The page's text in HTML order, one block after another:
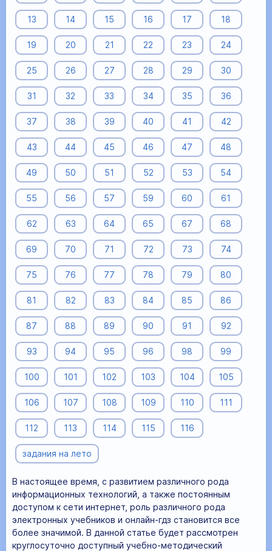
13 14 15 16 17 18
19 20 21 22 23 24
25 26 27 28 29 30
31 32 33 34 35 36
37 38 39 40 41 42
43 44 45 46 47 48
49 50 51 52 53 54
55 56 57 59 60 61
62 63 64 65 67 68
69 70 71 72 73 74
75 76 77 78 79 80
81 82 83 84 85 86
87 88 89 90 91 92
93 94 95 96 98 99
100 101 102 103 104 105
106 107 108 109 110 111
112 113 114 115 116
задания на лето
В настоящее время, с развитием различного рода
информационных технологий, а также постоянным
доступом к сети интернет, роль различного рода
электронных учебников и онлайн-гдз становится все
более значимой. В данной статье будет рассмотрен
круглосуточно доступный учебно-методический